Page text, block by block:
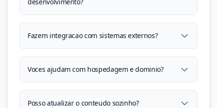
Fazem integracao com sistemas externos?
Voces ajudam com hospedagem e dominio?
Posso atualizar o conteudo sozinho?